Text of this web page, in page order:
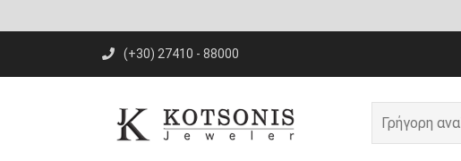
(+30) 27410 - 88000